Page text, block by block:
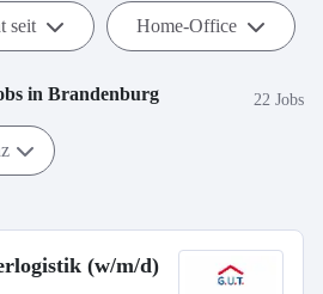
seit Home-Office
in Brandenburg 22 Jobs
(w/m/d)